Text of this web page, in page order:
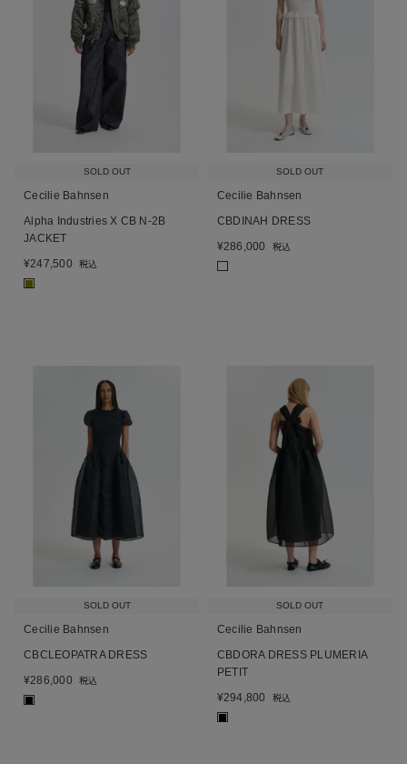
SOLD OUT
Cecilie Bahnsen
Alpha Industries X CB N-2B
JACKET
¥247,500 税込
■
SOLD OUT
Cecilie Bahnsen
CBDINAH DRESS
¥286,000 税込
SOLD OUT
Cecilie Bahnsen
CBCLEOPATRA DRESS
¥286,000 税込
■
SOLD OUT
Cecilie Bahnsen
CBDORA DRESS PLUMERIA
PETIT
¥294,800 税込
■